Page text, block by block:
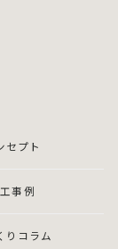
セプト
事例
りコラム